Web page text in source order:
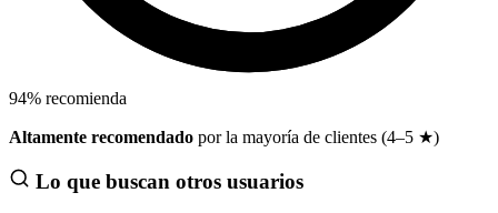
94% recomienda
Altamente recomendado por la mayoría de clientes (4–5 ★)
Lo que buscan otros usuarios